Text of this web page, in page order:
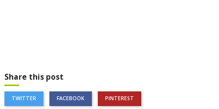
Share this post
TWITTER FACEBOOK PINTEREST